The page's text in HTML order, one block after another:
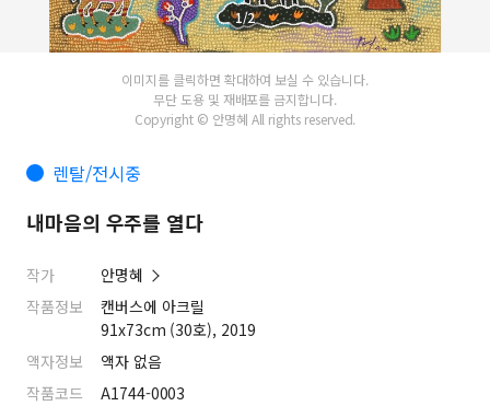
1/2
이미지를 클릭하면 확대하여 보실 수 있습니다.
무단 도용 및 재배포를 금지합니다.
Copyright © 안명혜 All rights reserved.
렌탈/전시중
내마음의 우주를 열다
작가
안명혜
작품정보
캔버스에 아크릴
91x73cm (30호), 2019
액자정보
액자 없음
작품코드
A1744-0003